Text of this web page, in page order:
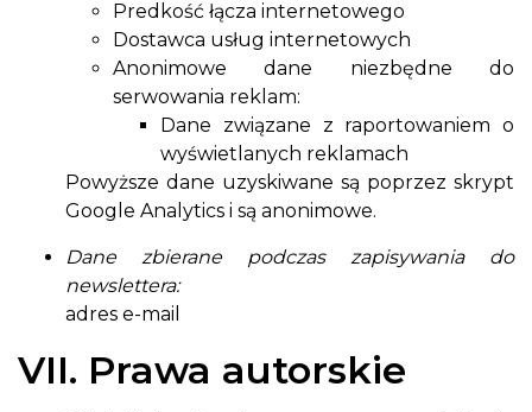
Predkość łącza internetowego
Dostawca usług internetowych
Anonimowe dane niezbędne do
serwowania reklam:
Dane związane z raportowaniem o
wyświetlanych reklamach
Powyższe dane uzyskiwane są poprzez skrypt
Google Analytics i są anonimowe.
Dane zbierane podczas zapisywania do
newslettera:
adres e-mail
VII. Prawa autorskie